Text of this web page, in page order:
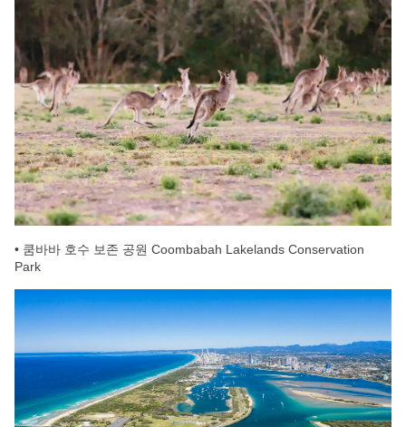
• 쿰바바 호수 보존 공원 Coombabah Lakelands Conservation
Park